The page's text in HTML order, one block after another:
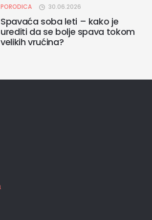
PORODICA 30.06.2026
Spavaća soba leti – kako je
urediti da se bolje spava tokom
velikih vrućina?